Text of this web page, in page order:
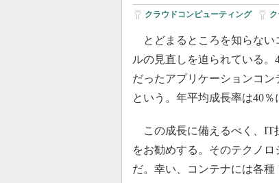
クラウドコンピューティング|
とどまるところを知らない
ルの見直しを迫られている。
だったアプリケーションコ
という。年平均成長率は40％
この成長に備えるべく、IT
をお勧めする。そのテクノロ
だ。幸い、コンテナには各種